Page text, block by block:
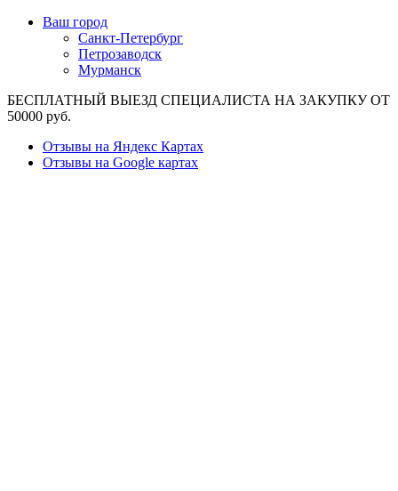
Ваш город
Санкт-Петербург
Петрозаводск
Мурманск
БЕСПЛАТНЫЙ ВЫЕЗД СПЕЦИАЛИСТА НА ЗАКУПКУ ОТ
50000 руб.
Отзывы на Яндекс Картах
Отзывы на Google картах